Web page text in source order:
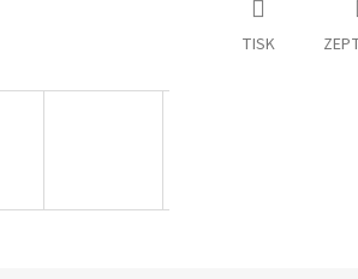
TISK